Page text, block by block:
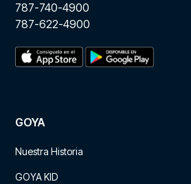
787-740-4900
787-622-4900
GOYA
Nuestra Historia
GOYA KID